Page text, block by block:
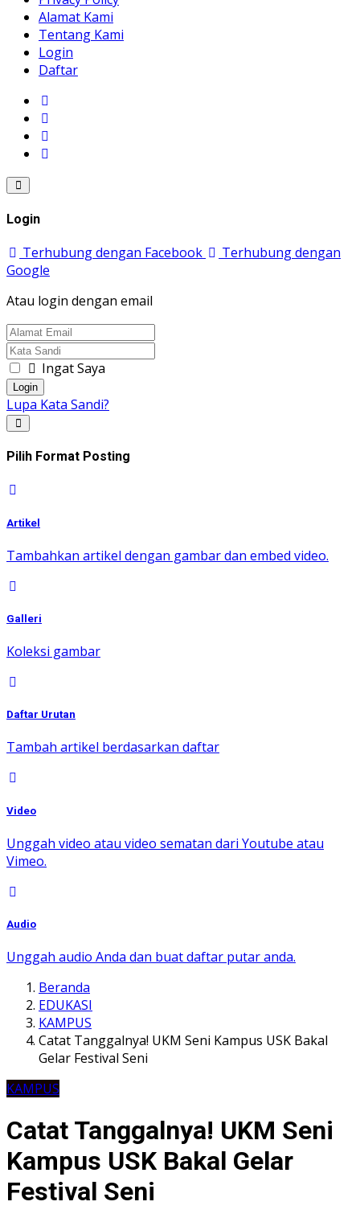
Alamat Kami
Tentang Kami
Login
Daftar
Login
Terhubung dengan Facebook
Terhubung dengan
Google
Atau login dengan email
Ingat Saya
Login
Lupa Kata Sandi?
Pilih Format Posting
Artikel
Tambahkan artikel dengan gambar dan embed video.
Galleri
Koleksi gambar
Daftar Urutan
Tambah artikel berdasarkan daftar
Video
Unggah video atau video sematan dari Youtube atau
Vimeo.
Audio
Unggah audio Anda dan buat daftar putar anda.
Beranda
EDUKASI
KAMPUS
Catat Tanggalnya! UKM Seni Kampus USK Bakal
Gelar Festival Seni
KAMPUS
Catat Tanggalnya! UKM Seni
Kampus USK Bakal Gelar
Festival Seni